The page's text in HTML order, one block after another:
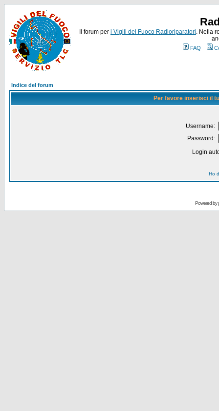
Il forum per i Vigili del Fuoco Radioriparatori. Nella
FAQ
Indice del forum
Per favore inserisci il
Username:
Password:
Login
Ho
Powered by